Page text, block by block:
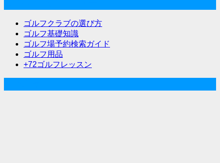
ゴルフクラブの選び方
ゴルフ基礎知識
ゴルフ場予約検索ガイド
ゴルフ用品
+72ゴルフレッスン